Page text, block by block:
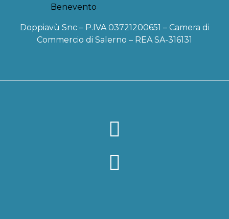
Benevento
Doppiavù Snc – P.IVA 03721200651 – Camera di
Commercio di Salerno – REA SA-316131